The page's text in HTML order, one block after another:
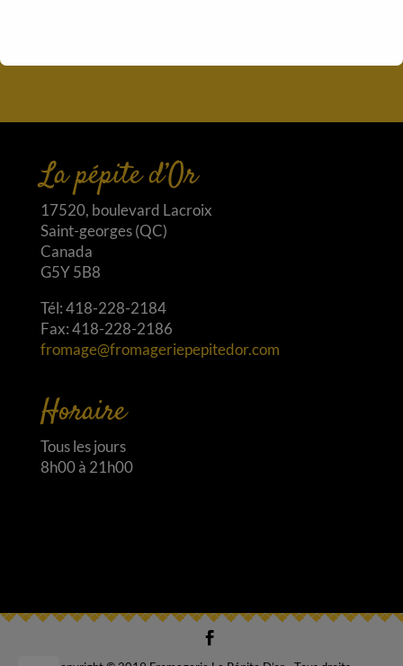
La pépite d’Or
17520, boulevard Lacroix
Saint-georges (QC)
Canada
G5Y 5B8
Tél: 418-228-2184
Fax: 418-228-2186
fromage@fromageriepepitedor.com
Horaire
Tous les jours
8h00 à 21h00